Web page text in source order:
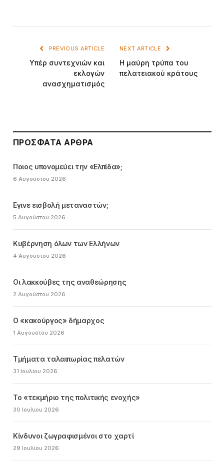
PREVIOUS ARTICLE
Υπέρ συντεχνιών και
εκλογών
ανασχηματισμός
NEXT ARTICLE
Η μαύρη τρύπα του
πελατειακού κράτους
ΠΡΌΣΦΑΤΑ ΆΡΘΡΑ
Ποιος υπονομεύει την «Ελπίδα»;
6 Αυγούστου 2026
Εγινε εισβολή μεταναστών;
5 Αυγούστου 2026
Κυβέρνηση όλων των Ελλήνων
4 Αυγούστου 2026
Οι λακκούβες της αναθεώρησης
2 Αυγούστου 2026
Ο «κακούργος» δήμαρχος
1 Αυγούστου 2026
Τμήματα ταλαιπωρίας πελατών
31 Ιουλίου 2026
Το «τεκμήριο της πολιτικής ενοχής»
30 Ιουλίου 2026
Κίνδυνοι ζωγραφισμένοι στο χαρτί
29 Ιουλίου 2026